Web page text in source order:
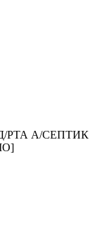
РТА А/СЕПТИК